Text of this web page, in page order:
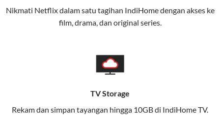
Layanan ini dirancang untuk memberikan
pengalaman broadband yang seamless,
di rumah maupun saat bepergian.
Dengan Telkomsel One, Anda tidak terikat pada satu
teknologi jaringan tertentu, sehingga bisa menikmati
Nikmati Netflix dalam satu tagihan IndiHome dengan akses ke
film, drama, dan original series.
TV Storage
Rekam dan simpan tayangan hingga 10GB di IndiHome TV.